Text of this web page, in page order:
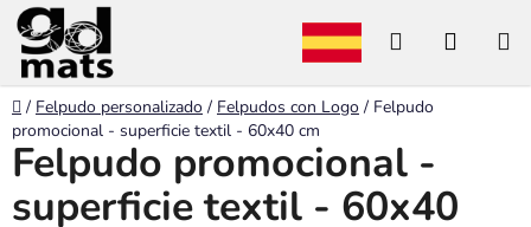
contenido
Buscar CESTA
Inicio
/ Felpudo personalizado / Felpudos con Logo / Felpudo
promocional - superficie textil - 60x40 cm
Felpudo promocional -
superficie textil - 60x40